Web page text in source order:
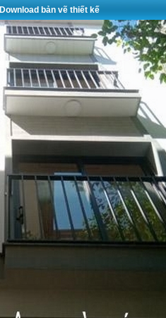
Download bản vẽ thiết kế